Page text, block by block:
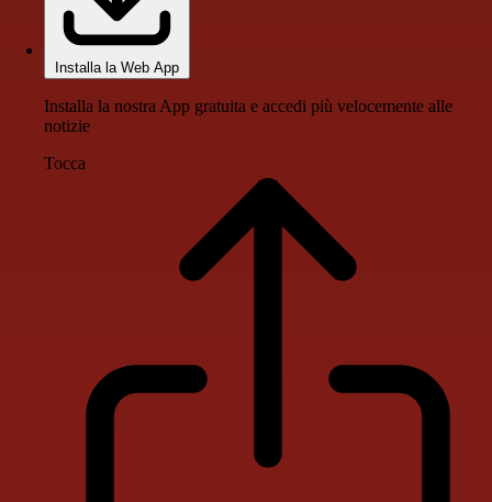
Installa la Web App
Installa la nostra App gratuita e accedi più velocemente alle
notizie
Tocca